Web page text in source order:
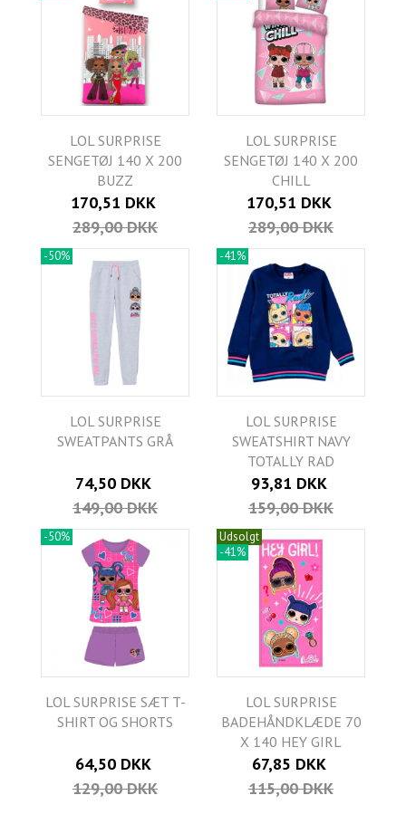
LOL SURPRISE
SENGETØJ 140 X 200
BUZZ
170,51 DKK
289,00 DKK
LOL SURPRISE
SENGETØJ 140 X 200
CHILL
170,51 DKK
289,00 DKK
-50%
LOL SURPRISE
SWEATPANTS GRÅ
74,50 DKK
149,00 DKK
-41%
LOL SURPRISE
SWEATSHIRT NAVY
TOTALLY RAD
93,81 DKK
159,00 DKK
-50%
LOL SURPRISE SÆT T-
SHIRT OG SHORTS
64,50 DKK
129,00 DKK
Udsolgt
-41%
LOL SURPRISE
BADEHÅNDKLÆDE 70
X 140 HEY GIRL
67,85 DKK
115,00 DKK